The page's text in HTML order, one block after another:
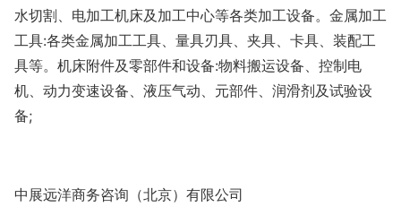
水切割、电加工机床及加工中心等各类加工设备。金属加工
工具:各类金属加工工具、量具刃具、夹具、卡具、装配工
具等。机床附件及零部件和设备:物料搬运设备、控制电
机、动力变速设备、液压气动、元部件、润滑剂及试验设
备;
中展远洋商务咨询（北京）有限公司